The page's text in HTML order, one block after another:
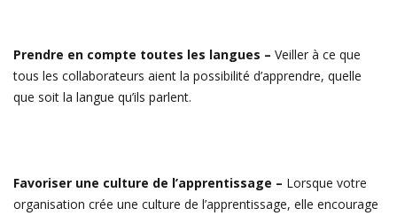
Prendre en compte toutes les langues – Veiller à ce que
tous les collaborateurs aient la possibilité d’apprendre, quelle
que soit la langue qu’ils parlent.
Favoriser une culture de l’apprentissage – Lorsque votre
organisation crée une culture de l’apprentissage, elle encourage